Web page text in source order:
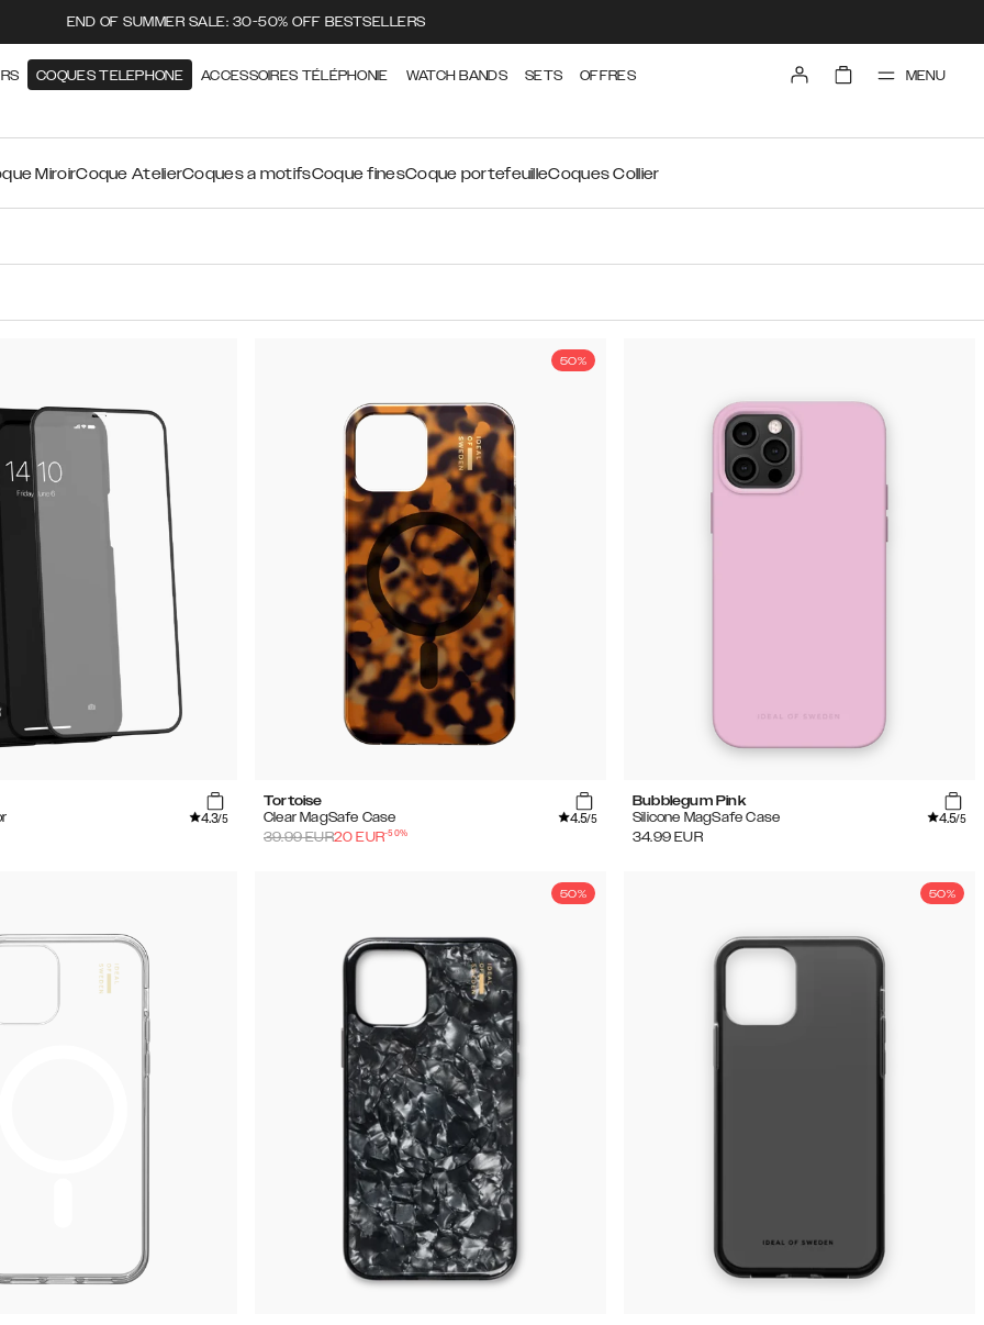
END OF SUMMER SALE: 30-50% OFF BESTSELLERS
COQUES TELEPHONE ACCESSOIRES TÉLÉPHONIE WATCH BANDS SETS OFFRES MENU
MiroirCoque AtelierCoques a motifsCoque finesCoque portefeuilleCoques Collier
4.3/5
50%
Tortoise
Clear MagSafe Case
4.5/5
39.99EUR20 EUR-50%
Bubblegum Pink
Silicone MagSafe Case
4.5/5
34.99 EUR
50% 50%